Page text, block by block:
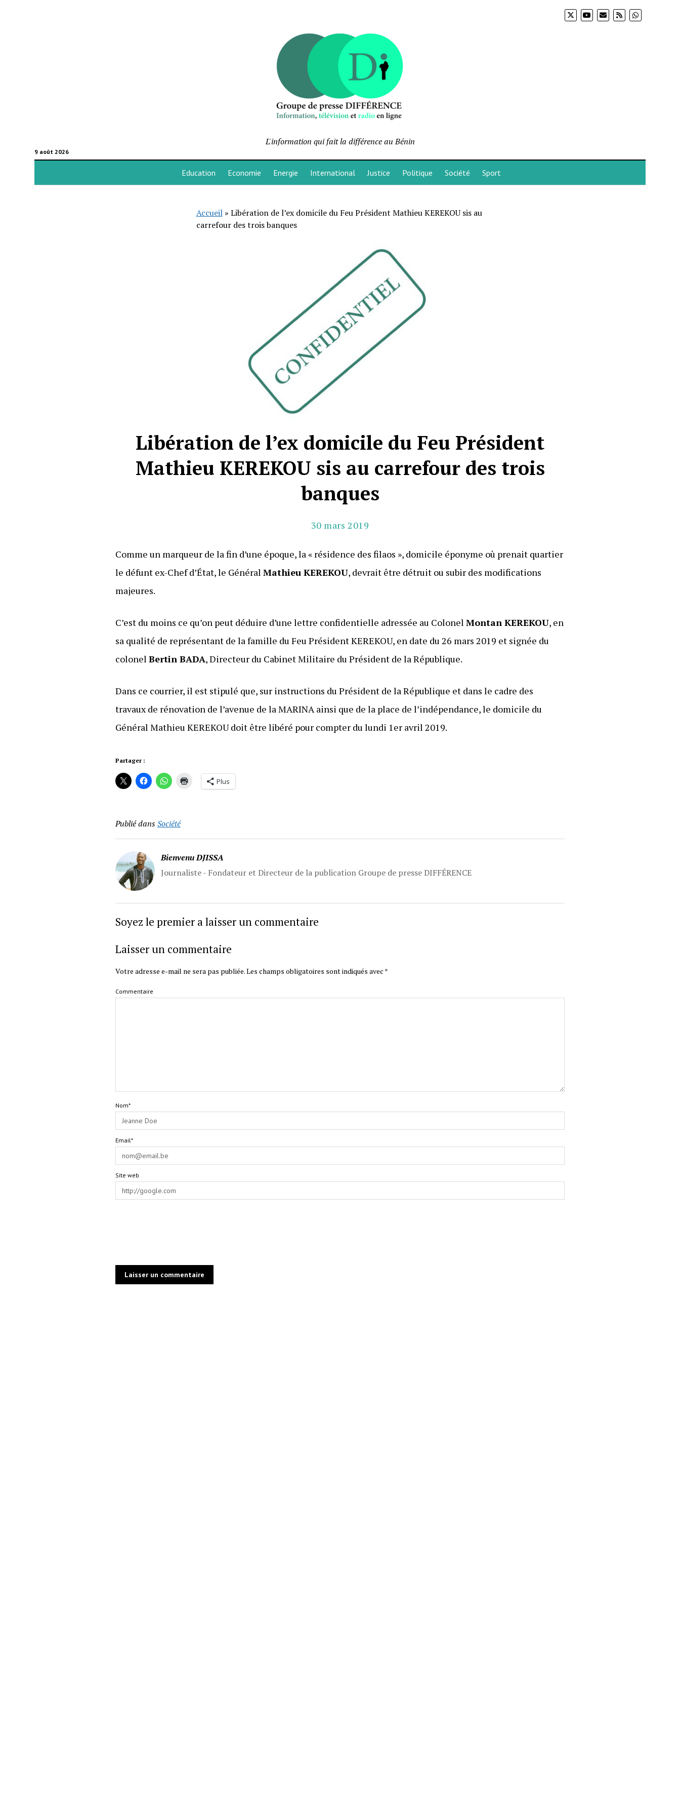
9 août 2026
L'information qui fait la différence au Bénin
Education Economie Energie International Justice Politique Société Sport
Accueil» Libération de l’ex domicile du Feu Président Mathieu KEREKOU sis au
carrefour des trois banques
Libération de l’ex domicile du Feu Président
Mathieu KEREKOU sis au carrefour des trois
banques
30 mars 2019
Comme un marqueur de la fin d’une époque, la « résidence des filaos », domicile éponyme où prenait quartier
le défunt ex-Chef d’État, le GénéralMathieu KEREKOU, devrait être détruit ou subir des modifications
majeures.
C’est du moins ce qu’on peut déduire d’une lettre confidentielle adressée au ColonelMontan KEREKOU, en
sa qualité de représentant de la famille du Feu Président KEREKOU, en date du 26 mars 2019 et signée du
colonelBertin BADA, Directeur du Cabinet Militaire du Président de la République.
Dans ce courrier, il est stipulé que, sur instructions du Président de la République et dans le cadre des
travaux de rénovation de l’avenue de la MARINA ainsi que de la place de l’indépendance, le domicile du
Général Mathieu KEREKOU doit être libéré pour compter du lundi 1er avril 2019.
Partager :
Plus
Publié dansSociété
Bienvenu DJISSA
Journaliste - Fondateur et Directeur de la publication Groupe de presse DIFFÉRENCE
Soyez le premier a laisser un commentaire
Laisser un commentaire
Votre adresse e-mail ne sera pas publiée.Les champs obligatoires sont indiqués avec *
Commentaire
Nom*
Email*
Site web